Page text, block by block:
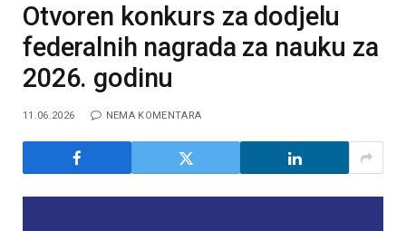
Otvoren konkurs za dodjelu
federalnih nagrada za nauku za
2026. godinu
11.06.2026 NEMA KOMENTARA